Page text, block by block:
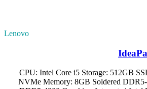
Lenovo
CPU: Intel Core i5 Storage: 512GB
NVMe Memory: 8GB Soldered